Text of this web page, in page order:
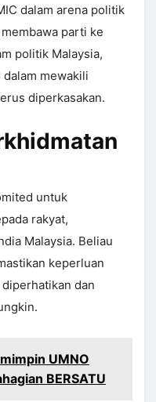
dalam arena politik
parti ke
politik Malaysia,
mewakili
diperkasakan.
untuk
rakyat,
Malaysia. Beliau
keperluan
dan
UMNO
BERSATU